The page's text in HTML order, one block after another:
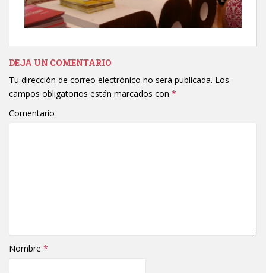
DEJA UN COMENTARIO
Tu dirección de correo electrónico no será publicada. Los
campos obligatorios están marcados con *
Comentario
Nombre *